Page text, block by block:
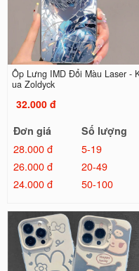
Ốp Lưng IMD Đổi Màu Laser -
ua Zoldyck
32.000 đ
Đơn giá
Số lượng
28.000 đ
5-19
26.000 đ
20-49
24.000 đ
50-100